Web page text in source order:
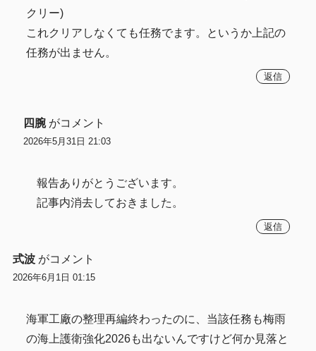
クリー)
これクリアしなくても任務でます。というか上記の
任務が出ません。
返信
四腕 がコメント
2026年5月31日 21:03
報告ありがとうございます。
記事内消去しておきました。
返信
式波 がコメント
2026年6月1日 01:15
海軍工廠の整理再編終わったのに、当該任務も梅雨
の海上護衛強化2026も出ないんですけど何か見落と